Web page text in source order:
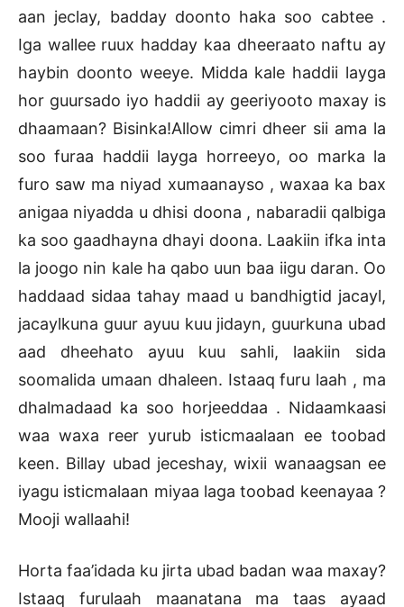
aan jeclay, badday doonto haka soo cabtee .
Iga wallee ruux hadday kaa dheeraato naftu ay
haybin doonto weeye. Midda kale haddii layga
hor guursado iyo haddii ay geeriyooto maxay is
dhaamaan? Bisinka!Allow cimri dheer sii ama la
soo furaa haddii layga horreeyo, oo marka la
furo saw ma niyad xumaanayso , waxaa ka bax
anigaa niyadda u dhisi doona , nabaradii qalbiga
ka soo gaadhayna dhayi doona. Laakiin ifka inta
la joogo nin kale ha qabo uun baa iigu daran. Oo
haddaad sidaa tahay maad u bandhigtid jacayl,
jacaylkuna guur ayuu kuu jidayn, guurkuna ubad
aad dheehato ayuu kuu sahli, laakiin sida
soomalida umaan dhaleen. Istaaq furu laah , ma
dhalmadaad ka soo horjeeddaa . Nidaamkaasi
waa waxa reer yurub isticmaalaan ee toobad
keen. Billay ubad jeceshay, wixii wanaagsan ee
iyagu isticmalaan miyaa laga toobad keenayaa ?
Mooji wallaahi!
Horta faa’idada ku jirta ubad badan waa maxay?
Istaaq furulaah maanatana ma taas ayaad